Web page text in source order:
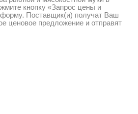
кнопку «Запрос цены и
форму. Поставщик(и) получат Ваш
ценовое предложение и отправят